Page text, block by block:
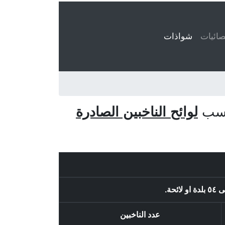
شواذات
لوائح الناخبين الصادرة
عدد الناخبين